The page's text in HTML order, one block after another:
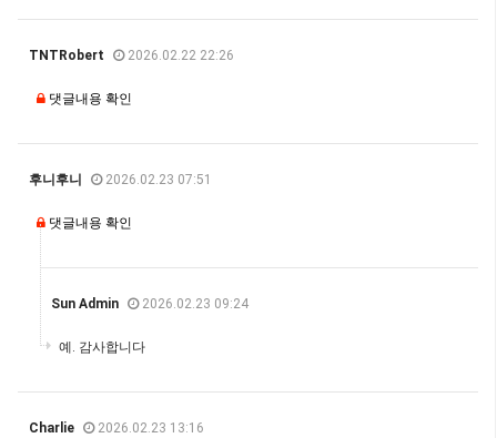
TNTRobert 2026.02.22 22:26
댓글내용 확인
후니후니 2026.02.23 07:51
댓글내용 확인
Sun Admin 2026.02.23 09:24
예. 감사합니다
Charlie 2026.02.23 13:16